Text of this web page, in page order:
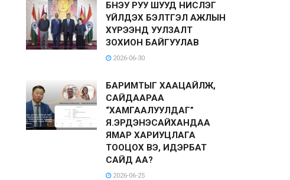
БНЭУ РУУ ШУУД НИСЛЭГ
ҮЙЛДЭХ БЭЛТГЭЛ АЖЛЫН
ХҮРЭЭНД УУЛЗАЛТ
ЗОХИОН БАЙГУУЛАВ
2026-06-30
БАРИМТЫГ ХААЦАЙЛЖ,
САЙДААРАА
“ХАМГААЛУУЛДАГ”
Я.ЭРДЭНЭСАЙХАНДАА
ЯМАР ХАРИУЦЛАГА
ТООЦОХ ВЭ, ИДЭРБАТ
САЙД АА?
2026-06-25